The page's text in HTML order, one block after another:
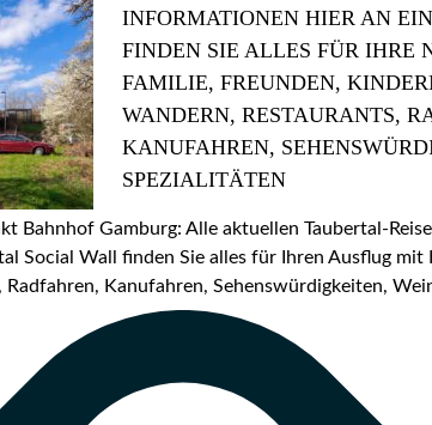
INFORMATIONEN HIER AN
FINDEN SIE ALLES FÜR IHRE
FAMILIE, FREUNDEN,
WANDERN, RESTAURANTS,
KANUFAHREN,
SPEZIALITÄTEN
Bahnhof Gamburg: Alle aktuellen Taubertal-
Social Wall finden Sie alles für Ihren Ausflug mit
Radfahren, Kanufahren, Sehenswürdigkeiten,